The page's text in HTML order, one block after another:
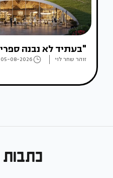
"בעתיד לא נבנה
זוהר שחר לוי 05-08-2026
כתבות